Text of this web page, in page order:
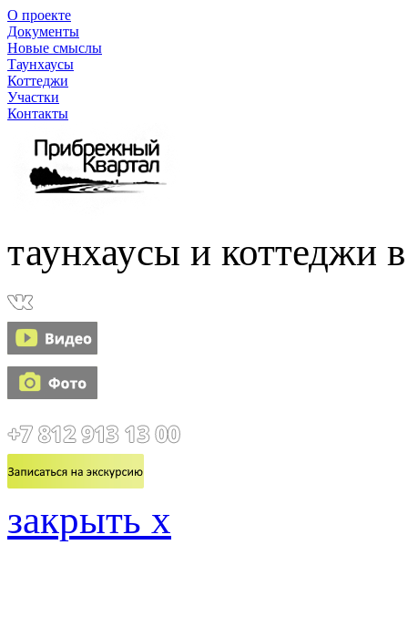
О проекте
Документы
Новые смыслы
Таунхаусы
Коттеджи
Участки
Контакты
таунхаусы и коттеджи
закрыть x